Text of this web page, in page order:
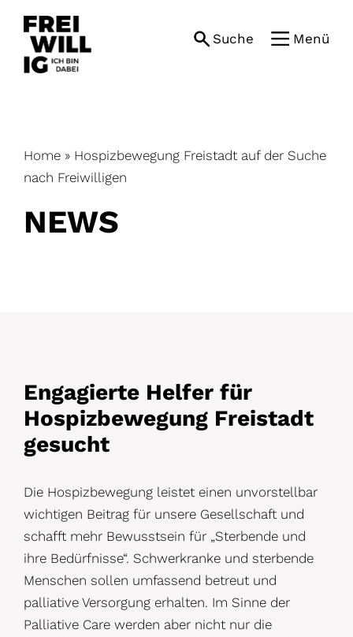
content
Suche Menü
Home » Hospizbewegung Freistadt auf der Suche
nach Freiwilligen
NEWS
Engagierte Helfer für
Hospizbewegung Freistadt
gesucht
Die Hospizbewegung leistet einen unvorstellbar
wichtigen Beitrag für unsere Gesellschaft und
schafft mehr Bewusstsein für „Sterbende und
ihre Bedürfnisse“. Schwerkranke und sterbende
Menschen sollen umfassend betreut und
palliative Versorgung erhalten. Im Sinne der
Palliative Care werden aber nicht nur die